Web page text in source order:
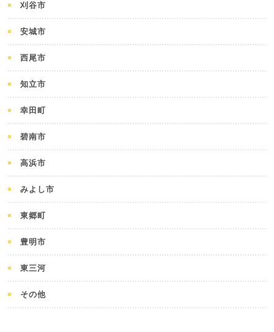
刈谷市
安城市
西尾市
知立市
幸田町
碧南市
高浜市
みよし市
東郷町
豊明市
東三河
その他